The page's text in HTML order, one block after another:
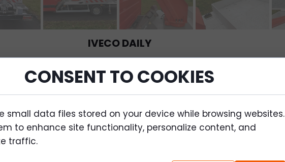
IVECO DAILY
Rok produkcji 2014
DMC 3,5T
prawo jazdy kategori B
Przebieg 78300 km
4000 MTH
CONSENT TO COOKIES
small data files stored on your device while browsing websites.
to enhance site functionality, personalize content, and
traffic.